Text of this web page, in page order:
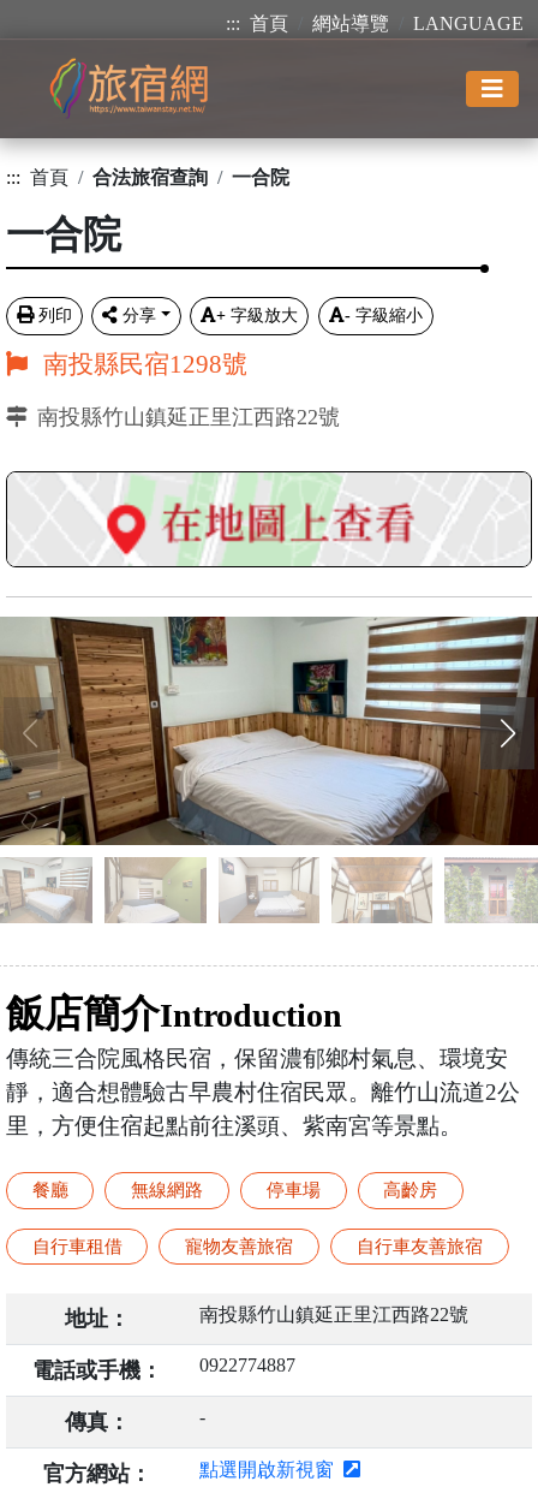
::: 首頁 網站導覽 LANGUAGE
::: 首頁 合法旅宿查詢 一合院
一合院
列印 分享 + 字級放大 - 字級縮小
南投縣民宿1298號
南投縣竹山鎮延正里江西路22號
飯店簡介Introduction
傳統三合院風格民宿，保留濃郁鄉村氣息、環境安
靜，適合想體驗古早農村住宿民眾。離竹山流道2公
里，方便住宿起點前往溪頭、紫南宮等景點。
餐廳 無線網路 停車場 高齡房
自行車租借 寵物友善旅宿 自行車友善旅宿
地址： 南投縣竹山鎮延正里江西路22號
電話或手機： 0922774887
傳真： -
官方網站： 點選開啟新視窗